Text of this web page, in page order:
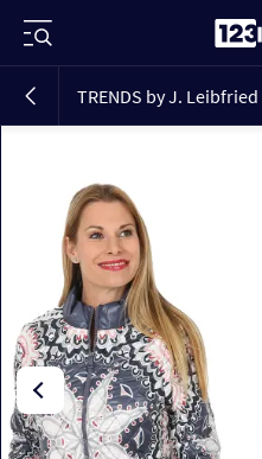
TRENDS by J.